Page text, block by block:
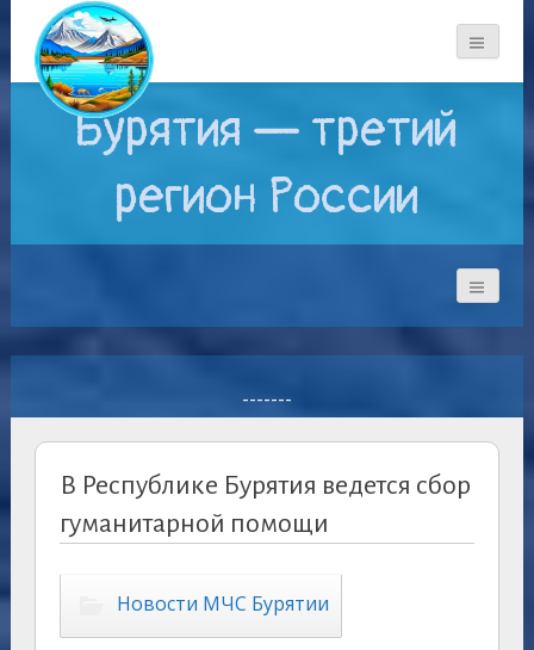
Бурятия — третий
регион России
-------
В Республике Бурятия ведется сбор
гуманитарной помощи
Новости МЧС Бурятии